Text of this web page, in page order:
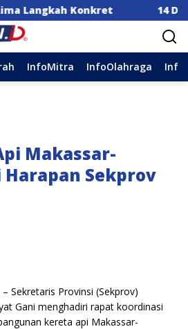
Konkret 14 DPC Terima
InfoMitra InfoOlahraga
Makassar-
Sekprov
– Sekretaris Provinsi (Sekprov)
Gani menghadiri rapat koordinasi
kereta api Makassar-